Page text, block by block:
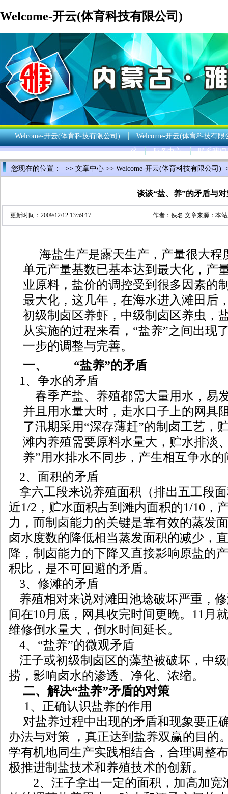
Welcome-开云(体育科技有限公司)
Welcome-开云(体育科技有限公司)
Welcome-开云(体育科技有限
采
服务中心 联系我们
您现在的位置： >> 文章中心 >> Welcome-开云(体育科技有限公司)
谈谈“盐、养”的矛盾与对
更新时间：2009/12/12 13:59:17 作者：佚名 文章来源：本
海盐生产是露天生产，产量很大
单元产量基数已基本达到最大化，产
业原料，盐价的调控受到很多因素的
最大化，这几年，在海水进入滩田后
初级制卤区养虾，中级制卤区养虫，
从实施的过程来看，“盐养”之间出现
一步的调整与完善。
一、
“盐养”的矛盾
1、争水的矛盾
春季产盐、养殖都需大量用水，易
并且用水量大时，走水口子上的网具
了汛期采用“深存薄赶”的制卤工艺，
滩内养殖需要原料水量大，贮水排淡
养”用水排水不同步，产生相互争水的
2、面积的矛盾
拿六工段来说养殖面积（排出五工段
近1/2，贮水面积占到滩内面积的1/10，
力，而制卤能力的关键是靠有效的蒸发
卤水度数的降低相当蒸发面积的减少，
降，制卤能力的下降又直接影响原盐的
积比，是不可回避的矛盾。
3、修滩的矛盾
养殖相对来说对滩田池埝破坏严重，
间在10月底，网具收完时间更晚。11月
维修倒水量大，倒水时间延长。
4、“盐养”的微观矛盾
汪子或初级制卤区的藻垫被破坏，中
捞，影响卤水的渗透、净化、浓缩。
二、解决“盐养”矛盾的对策
1、正确认识盐养的作用
对盐养过程中出现的矛盾和现象要正
办法与对策 ，真正达到盐养双赢的目的
学有机地同生产实践相结合，合理调整
极推进制盐技术和养殖技术的创新。
2、汪子拿出一定的面积，加高加宽